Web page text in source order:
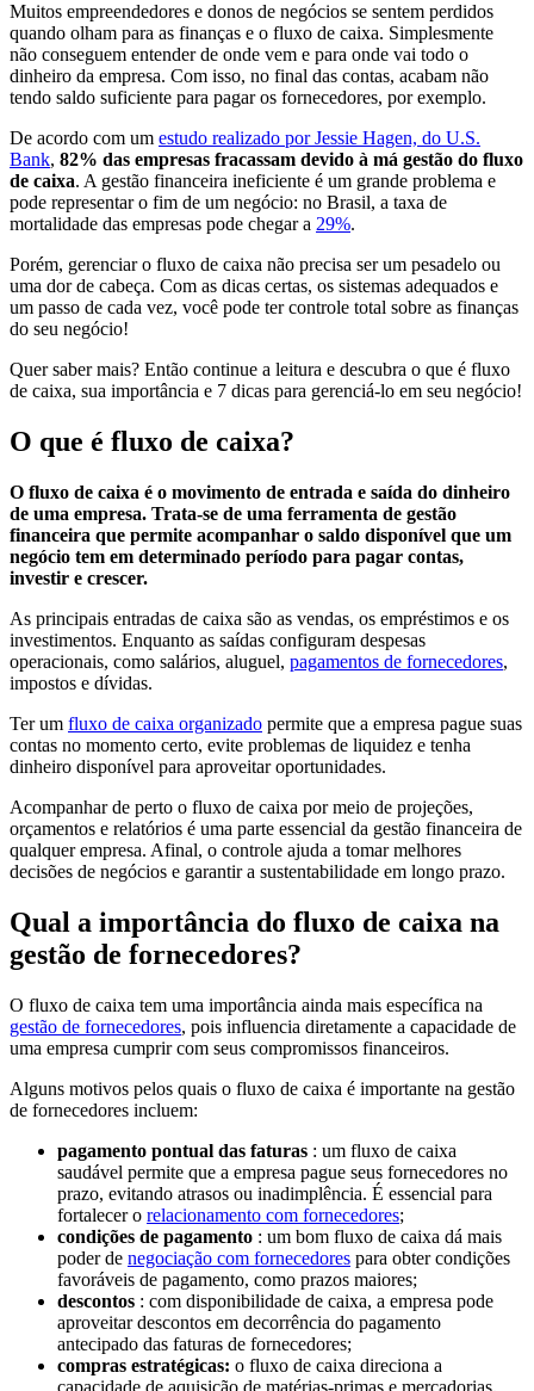
Muitos empreendedores e donos de negócios se sentem perdidos
quando olham para as finanças e o fluxo de caixa. Simplesmente
não conseguem entender de onde vem e para onde vai todo o
dinheiro da empresa. Com isso, no final das contas, acabam não
tendo saldo suficiente para pagar os fornecedores, por exemplo.
De acordo com um estudo realizado por Jessie Hagen, do U.S.
Bank, 82% das empresas fracassam devido à má gestão do fluxo
de caixa. A gestão financeira ineficiente é um grande problema e
pode representar o fim de um negócio: no Brasil, a taxa de
mortalidade das empresas pode chegar a 29%.
Porém, gerenciar o fluxo de caixa não precisa ser um pesadelo ou
uma dor de cabeça. Com as dicas certas, os sistemas adequados e
um passo de cada vez, você pode ter controle total sobre as finanças
do seu negócio!
Quer saber mais? Então continue a leitura e descubra o que é fluxo
de caixa, sua importância e 7 dicas para gerenciá-lo em seu negócio!
O que é fluxo de caixa?
O fluxo de caixa é o movimento de entrada e saída do dinheiro
de uma empresa. Trata-se de uma ferramenta de gestão
financeira que permite acompanhar o saldo disponível que um
negócio tem em determinado período para pagar contas,
investir e crescer.
As principais entradas de caixa são as vendas, os empréstimos e os
investimentos. Enquanto as saídas configuram despesas
operacionais, como salários, aluguel, pagamentos de fornecedores,
impostos e dívidas.
Ter um fluxo de caixa organizado permite que a empresa pague suas
contas no momento certo, evite problemas de liquidez e tenha
dinheiro disponível para aproveitar oportunidades.
Acompanhar de perto o fluxo de caixa por meio de projeções,
orçamentos e relatórios é uma parte essencial da gestão financeira de
qualquer empresa. Afinal, o controle ajuda a tomar melhores
decisões de negócios e garantir a sustentabilidade em longo prazo.
Qual a importância do fluxo de caixa na
gestão de fornecedores?
O fluxo de caixa tem uma importância ainda mais específica na
gestão de fornecedores, pois influencia diretamente a capacidade de
uma empresa cumprir com seus compromissos financeiros.
Alguns motivos pelos quais o fluxo de caixa é importante na gestão
de fornecedores incluem:
pagamento pontual das faturas : um fluxo de caixa
saudável permite que a empresa pague seus fornecedores no
prazo, evitando atrasos ou inadimplência. É essencial para
fortalecer o relacionamento com fornecedores;
condições de pagamento : um bom fluxo de caixa dá mais
poder de negociação com fornecedores para obter condições
favoráveis de pagamento, como prazos maiores;
descontos : com disponibilidade de caixa, a empresa pode
aproveitar descontos em decorrência do pagamento
antecipado das faturas de fornecedores;
compras estratégicas: o fluxo de caixa direciona a
capacidade de aquisição de matérias-primas e mercadorias.